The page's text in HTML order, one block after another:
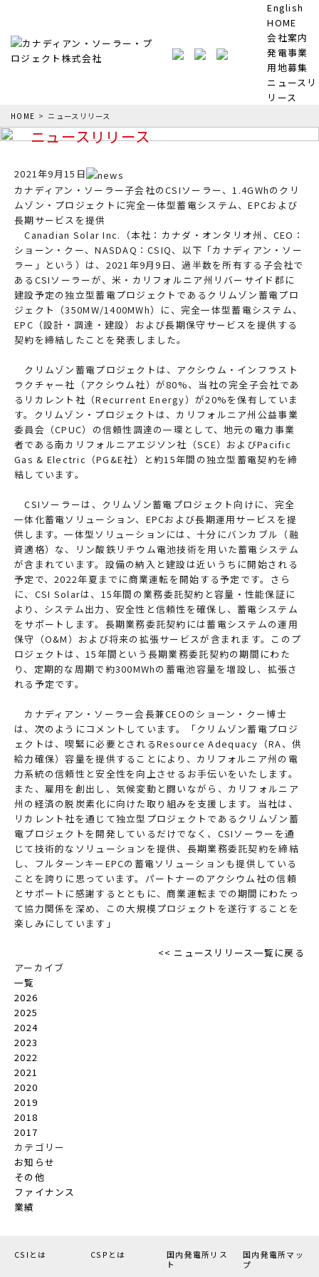
English
HOME
会社案内
発電事業
用地募集
ニュースリ
リース
HOME > ニュースリリース
ニュースリリース
2021年9月15日
カナディアン・ソーラー子会社のCSIソーラー、1.4GWhのクリ
ムゾン・プロジェクトに完全一体型蓄電システム、EPCおよび
長期サービスを提供
Canadian Solar Inc.（本社：カナダ・オンタリオ州、CEO：
ショーン・クー、NASDAQ：CSIQ、以下「カナディアン・ソー
ラー」という）は、2021年9月9日、過半数を所有する子会社で
あるCSIソーラーが、米・カリフォルニア州リバーサイド郡に
建設予定の独立型蓄電プロジェクトであるクリムゾン蓄電プロ
ジェクト（350MW/1400MWh）に、完全一体型蓄電システム、
EPC（設計・調達・建設）および長期保守サービスを提供する
契約を締結したことを発表しました。
クリムゾン蓄電プロジェクトは、アクシウム・インフラスト
ラクチャー社（アクシウム社）が80%、当社の完全子会社であ
るリカレント社（Recurrent Energy）が20%を保有していま
す。クリムゾン・プロジェクトは、カリフォルニア州公益事業
委員会（CPUC）の信頼性調達の一環として、地元の電力事業
者である南カリフォルニアエジソン社（SCE）およびPacific
Gas & Electric（PG&E社）と約15年間の独立型蓄電契約を締
結しています。
CSIソーラーは、クリムゾン蓄電プロジェクト向けに、完全
一体化蓄電ソリューション、EPCおよび長期運用サービスを提
供します。一体型ソリューションには、十分にバンカブル（融
資適格）な、リン酸鉄リチウム電池技術を用いた蓄電システム
が含まれています。設備の納入と建設は近いうちに開始される
予定で、2022年夏までに商業運転を開始する予定です。さら
に、CSI Solarは、15年間の業務委託契約と容量・性能保証に
より、システム出力、安全性と信頼性を確保し、蓄電システム
をサポートします。長期業務委託契約には蓄電システムの運用
保守（O&M）および将来の拡張サービスが含まれます。このプ
ロジェクトは、15年間という長期業務委託契約の期間にわた
り、定期的な周期で約300MWhの蓄電池容量を増設し、拡張さ
れる予定です。
カナディアン・ソーラー会長兼CEOのショーン・クー博士
は、次のようにコメントしています。「クリムゾン蓄電プロジ
ェクトは、喫緊に必要とされるResource Adequacy（RA、供
給力確保）容量を提供することにより、カリフォルニア州の電
力系統の信頼性と安全性を向上させるお手伝いをいたします。
また、雇用を創出し、気候変動と闘いながら、カリフォルニア
州の経済の脱炭素化に向けた取り組みを支援します。当社は、
リカレント社を通じて独立型プロジェクトであるクリムゾン蓄
電プロジェクトを開発しているだけでなく、CSIソーラーを通
じて技術的なソリューションを提供、長期業務委託契約を締結
し、フルターンキーEPCの蓄電ソリューションも提供している
ことを誇りに思っています。パートナーのアクシウム社の信頼
とサポートに感謝するとともに、商業運転までの期間にわたっ
て協力関係を深め、この大規模プロジェクトを遂行することを
楽しみにしています」
<< ニュースリリース一覧に戻る
アーカイブ
一覧
2026
2025
2024
2023
2022
2021
2020
2019
2018
2017
カテゴリー
お知らせ
その他
ファイナンス
業績
CSIとは CSPとは
国内発電所リス
ト
国内発電所マッ
プ